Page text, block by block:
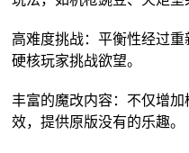
高难度挑战：平衡性经过
硬核玩家挑战欲望。
丰富的魔改内容：不仅增
效，提供原版没有的乐趣。